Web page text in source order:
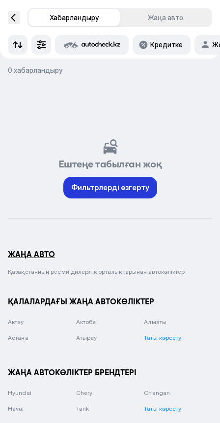
Хабарландыру Жаңа авто
Кредитке
0 хабарландыру
Ештеңе табылған жоқ
Фильтрлерді өзгерту
ЖАҢА АВТО
Қазақстанның ресми дилерлік орталықтарынан автокөліктер
ҚАЛАЛАРДАҒЫ ЖАҢА АВТОКӨЛІКТЕР
Актау Актобе Алматы
Астана Атырау Тағы көрсету
ЖАҢА АВТОКӨЛІКТЕР БРЕНДТЕРІ
Hyundai Chery Changan
Haval Tank Тағы көрсету